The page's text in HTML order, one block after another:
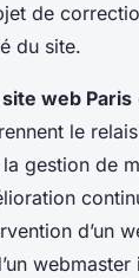
de
du site.
web Paris
le
gestion de
d’un